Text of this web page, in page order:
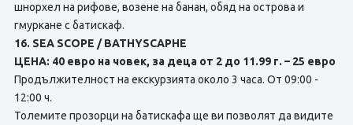
шнорхел на рифове, возене на банан, обяд нa острова и
гмуркане с батискаф.
16. SEA SCOPE / BATHYSCAPHE
ЦЕНА: 40 евро на човек, за деца от 2 до 11.99 г. – 25 евро
Продължителност на екскурзията около 3 часа. От 09:00 -
12:00 ч.
Толемите прозорци на батискафа ще ви позволят да видите